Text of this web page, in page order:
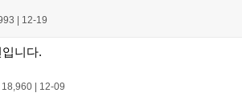
| 12-19
니다.
18,960 12-09